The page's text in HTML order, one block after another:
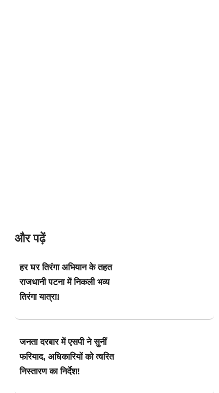
और पढ़ें
हर घर तिरंगा अभियान के तहत
राजधानी पटना में निकली भव्य
तिरंगा यात्रा!
जनता दरबार में एसपी ने सुनीं
फरियाद, अधिकारियों को त्वरित
निस्तारण का निर्देश!